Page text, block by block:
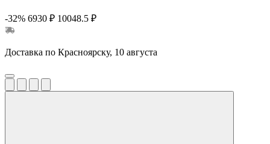
-32% 6930 ₽ 10048.5 ₽
Доставка по Красноярску, 10 августа